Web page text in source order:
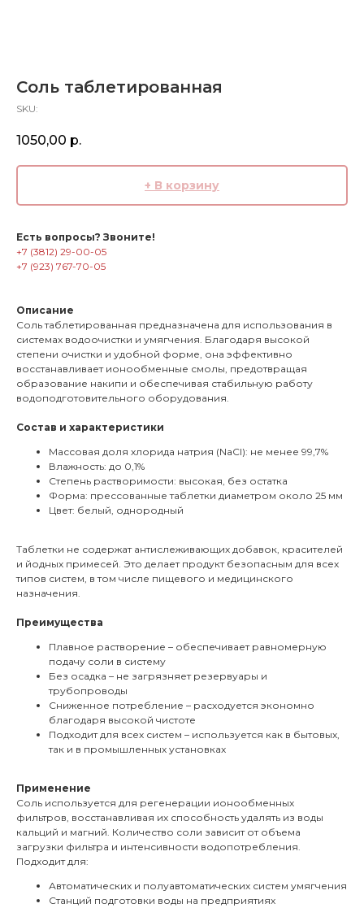
Соль таблетированная
SKU:
1050,00 р.
+ В корзину
Есть вопросы? Звоните!
+7 (3812) 29-00-05
+7 (923) 767-70-05
Описание
Соль таблетированная предназначена для использования в
системах водоочистки и умягчения. Благодаря высокой
степени очистки и удобной форме, она эффективно
восстанавливает ионообменные смолы, предотвращая
образование накипи и обеспечивая стабильную работу
водоподготовительного оборудования.
Состав и характеристики
Массовая доля хлорида натрия (NaCl): не менее 99,7%
Влажность: до 0,1%
Степень растворимости: высокая, без остатка
Форма: прессованные таблетки диаметром около 25 мм
Цвет: белый, однородный
Таблетки не содержат антислеживающих добавок, красителей
и йодных примесей. Это делает продукт безопасным для всех
типов систем, в том числе пищевого и медицинского
назначения.
Преимущества
Плавное растворение – обеспечивает равномерную
подачу соли в систему
Без осадка – не загрязняет резервуары и
трубопроводы
Сниженное потребление – расходуется экономно
благодаря высокой чистоте
Подходит для всех систем – используется как в бытовых,
так и в промышленных установках
Применение
Соль используется для регенерации ионообменных
фильтров, восстанавливая их способность удалять из воды
кальций и магний. Количество соли зависит от объема
загрузки фильтра и интенсивности водопотребления.
Подходит для:
Автоматических и полуавтоматических систем умягчения
Станций подготовки воды на предприятиях